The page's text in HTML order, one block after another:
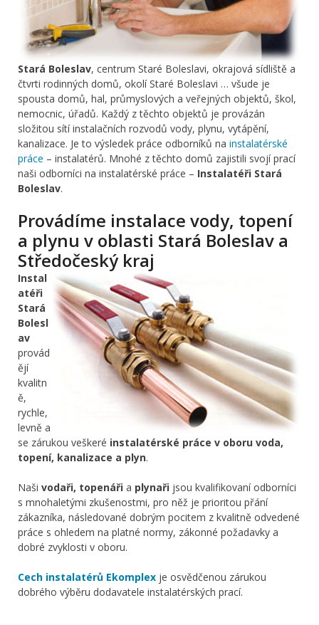
Stará Boleslav, centrum Staré Boleslavi, okrajová sídliště a
čtvrti rodinných domů, okolí Staré Boleslavi … všude je
spousta domů, hal, průmyslových a veřejných objektů, škol,
nemocnic, úřadů. Každý z těchto objektů je provázán
složitou sítí instalačních rozvodů vody, plynu, vytápění,
kanalizace. Je to výsledek práce odborníků na instalatérské
práce – instalatérů. Mnohé z těchto domů zajistili svojí prací
naši odborníci na instalatérské práce – Instalatéři Stará
Boleslav.
Provádíme instalace vody, topení
a plynu v oblasti Stará Boleslav a
Středočeský kraj
Instal
atéři
Stará
Bolesl
av
provád
ějí
kvalitn
ě,
rychle,
levně a
se zárukou veškeré instalatérské práce v oboru voda,
topení, kanalizace a plyn.
Naši vodaři, topenáři a plynaři jsou kvalifikovaní odborníci
s mnohaletými zkušenostmi, pro něž je prioritou přání
zákazníka, následované dobrým pocitem z kvalitně odvedené
práce s ohledem na platné normy, zákonné požadavky a
dobré zvyklosti v oboru.
Cech instalatérů Ekomplex je osvědčenou zárukou
dobrého výběru dodavatele instalatérských prací.